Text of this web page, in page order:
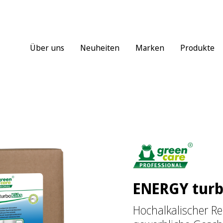
Über uns Neuheiten Marken Produkte
ENERGY
Hochalkalischer